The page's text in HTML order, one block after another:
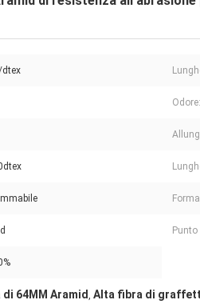
dtex
Odore:
di 64MM Aramid, Alta fibra di